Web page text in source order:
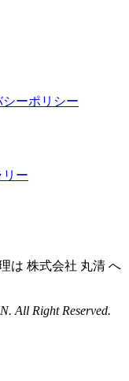
シーポリシー
リー
は 株式会社 丸清 へ
All Right Reserved.